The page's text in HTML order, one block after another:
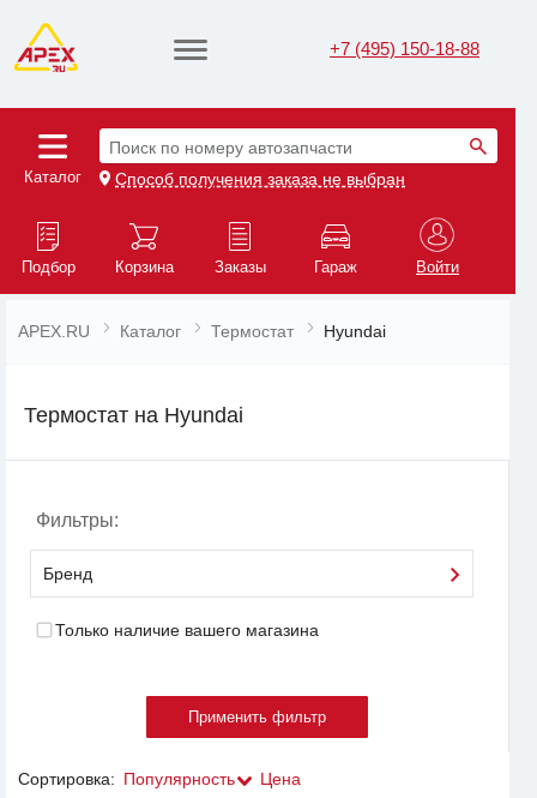
+7 (495) 150-18-88
Каталог
Поиск по номеру автозапчасти
Способ получения заказа не выбран
Подбор Корзина Заказы Гараж Войти
APEX.RU Каталог Термостат Hyundai
Термостат на Hyundai
Фильтры:
Бренд
Только наличие вашего магазина
Сортировка: Популярность Цена